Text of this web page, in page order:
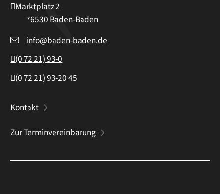
Marktplatz 2
76530 Baden-Baden
info@baden-baden.de
(07221) 93-0
(07221) 93-2045
Kontakt
Zur Terminvereinbarung